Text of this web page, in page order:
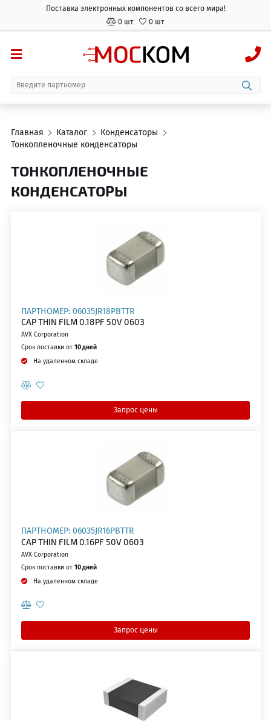
Поставка электронных компонентов со всего мира!
0 шт
0 шт
ТОНКОПЛЕНОЧНЫЕ
КОНДЕНСАТОРЫ
Главная Каталог
Конденсаторы
Тонкопленочные конденсаторы
ПАРТНОМЕР: 06035JR18PBTTR
CAP THIN FILM 0.18PF 50V 0603
AVX Corporation
Срок поставки от 10 дней
На удаленном складе
Запрос цены
ПАРТНОМЕР: 06035JR16PBTTR
CAP THIN FILM 0.16PF 50V 0603
AVX Corporation
Срок поставки от 10 дней
На удаленном складе
Запрос цены